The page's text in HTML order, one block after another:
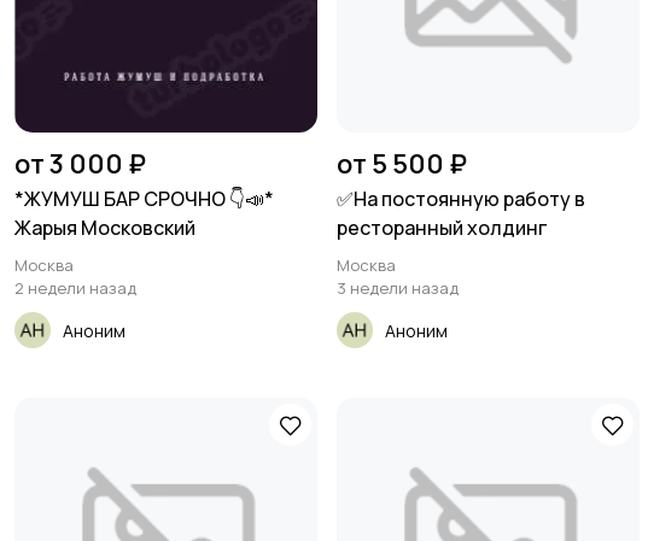
от 3 000 ₽
*ЖУМУШ БАР СРОЧНО 👇📣*
Жарыя Московский
Москва
2 недели назад
Аноним
от 5 500 ₽
✅На постоянную работу в
ресторанный холдинг
Москва
3 недели назад
Аноним